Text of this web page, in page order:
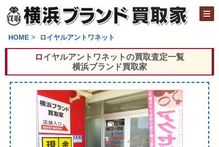
HOME ロイヤルアントワネット
ロイヤルアントワネットの買取査定一覧
横浜ブランド買取家